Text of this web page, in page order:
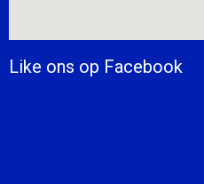
Like ons op Facebook